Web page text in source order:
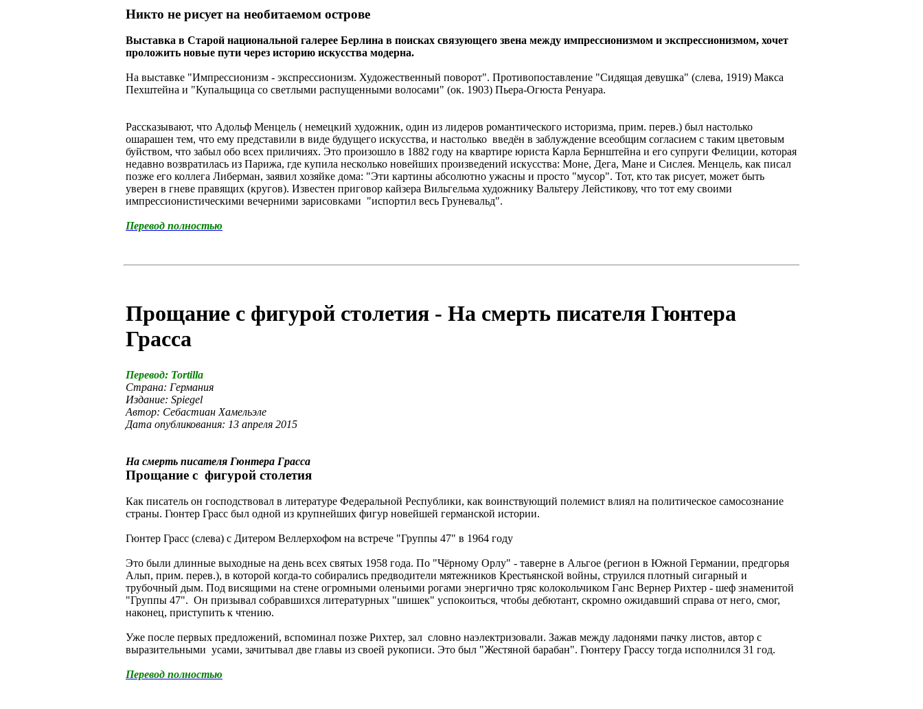
Никто не рисует на необитаемом острове
Выставка в Старой национальной галерее Берлина в поисках связующего звена между импрессионизмом и экспрессионизмом, хочет
проложить новые пути через историю искусства модерна.
На выставке "Импрессионизм - экспрессионизм. Художественный поворот". Противопоставление "Сидящая девушка" (слева, 1919) Макса
Пехштейна и "Купальщица со светлыми распущенными волосами" (ок. 1903) Пьера-Огюста Ренуара.
Рассказывают, что Адольф Менцель ( немецкий художник, один из лидеров романтического историзма, прим. перев.) был настолько
ошарашен тем, что ему представили в виде будущего искусства, и настолько введён в заблуждение всеобщим согласием с таким цветовым
буйством, что забыл обо всех приличиях. Это произошло в 1882 году на квартире юриста Карла Бернштейна и его супруги Фелиции, которая
недавно возвратилась из Парижа, где купила несколько новейших произведений искусства: Моне, Дега, Мане и Сислея. Менцель, как писал
позже его коллега Либерман, заявил хозяйке дома: "Эти картины абсолютно ужасны и просто "мусор". Тот, кто так рисует, может быть
уверен в гневе правящих (кругов). Известен приговор кайзера Вильгельма художнику Вальтеру Лейстикову, что тот ему своими
импрессионистическими вечерними зарисовками "испортил весь Груневальд".
Перевод полностью
Прощание с фигурой столетия - На смерть писателя Гюнтера
Грасса
Перевод: Tortilla
Страна: Германия
Издание: Spiegel
Автор: Себастиан Хамельэле
Дата опубликования: 13 апреля 2015
На смерть писателя Гюнтера Грасса
Прощание с фигурой столетия
Как писатель он господствовал в литературе Федеральной Республики, как воинствующий полемист влиял на политическое самосознание
страны. Гюнтер Грасс был одной из крупнейших фигур новейшей германской истории.
Гюнтер Грасс (слева) с Дитером Веллерхофом на встрече "Группы 47" в 1964 году
Это были длинные выходные на день всех святых 1958 года. По "Чёрному Орлу" - таверне в Альгое (регион в Южной Германии, предгорья
Альп, прим. перев.), в которой когда-то собирались предводители мятежников Крестьянской войны, струился плотный сигарный и
трубочный дым. Под висящими на стене огромными оленьими рогами энергично тряс колокольчиком Ганс Вернер Рихтер - шеф знаменитой
"Группы 47". Он призывал собравшихся литературных "шишек" успокоиться, чтобы дебютант, скромно ожидавший справа от него, смог,
наконец, приступить к чтению.
Уже после первых предложений, вспоминал позже Рихтер, зал словно наэлектризовали. Зажав между ладонями пачку листов, автор с
выразительными усами, зачитывал две главы из своей рукописи. Это был "Жестяной барабан". Гюнтеру Грассу тогда исполнился 31 год.
Перевод полностью